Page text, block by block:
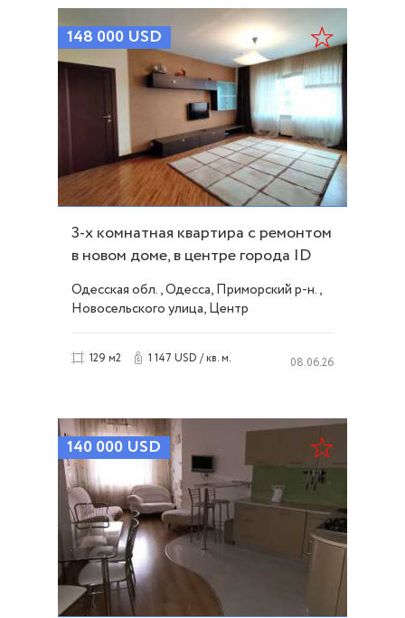
148 000 USD
3-х комнатная квартира с ремонтом
в новом доме, в центре города ID
52763
Одесская обл., Одесса, Приморский р-н.,
Новосельского улица, Центр
129 м2 1 147 USD / кв. м. 08.06.26
140 000 USD